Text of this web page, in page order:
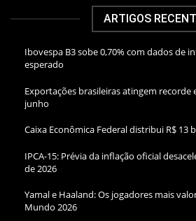
ARTIGOS
Ibovespa B3 sobe 0,70% com dados de
esperado
Exportações brasileiras atingem recorde
junho
Caixa Econômica Federal distribui R$ 13
IPCA-15: Prévia da inflação oficial
de 2026
Yamal e Haaland: Os jogadores mais
Mundo 2026